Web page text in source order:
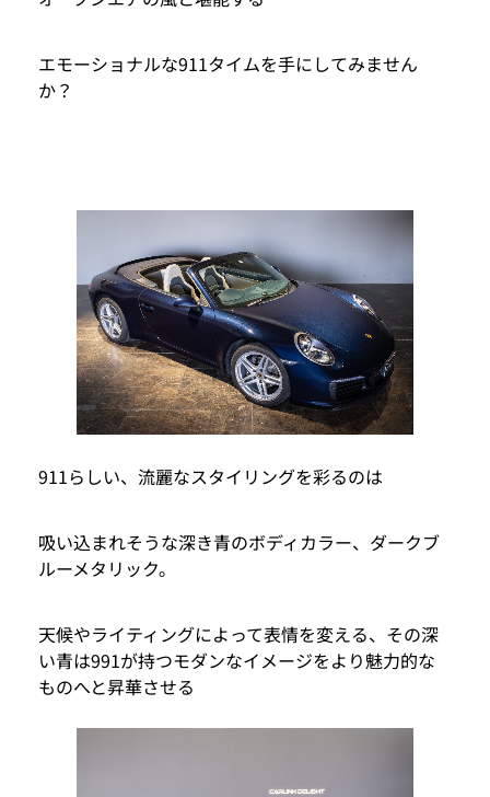
エモーショナルな911タイムを手にしてみません
か？
911らしい、流麗なスタイリングを彩るのは
吸い込まれそうな深き青のボディカラー、ダークブ
ルーメタリック。
天候やライティングによって表情を変える、その深
い青は991が持つモダンなイメージをより魅力的な
ものへと昇華させる